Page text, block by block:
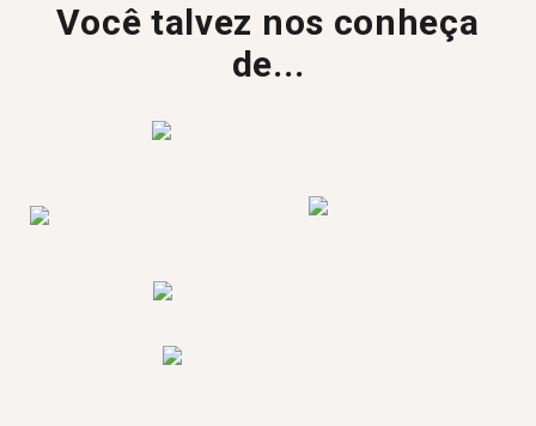
Você talvez nos conheça
de...